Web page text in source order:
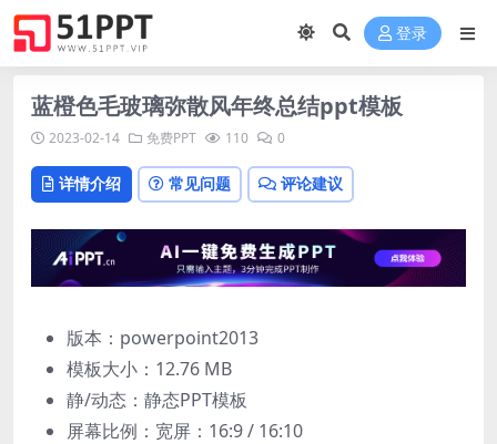
登录
蓝橙色毛玻璃弥散风年终总结ppt模板
2023-02-14 免费PPT 110 0
详情介绍 常见问题 评论建议
版本：powerpoint2013
模板大小： 12.76 MB
静/动态：静态PPT模板
屏幕比例：宽屏：16:9 / 16:10